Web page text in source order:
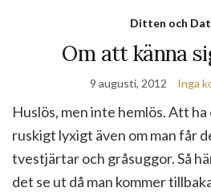
Ditten och
Om att känna
9 augusti, 2012 Inga
Huslös, men inte hemlös. Att
ruskigt lyxigt även om man får
tvestjärtar och gråsuggor. Så
det se ut då man kommer